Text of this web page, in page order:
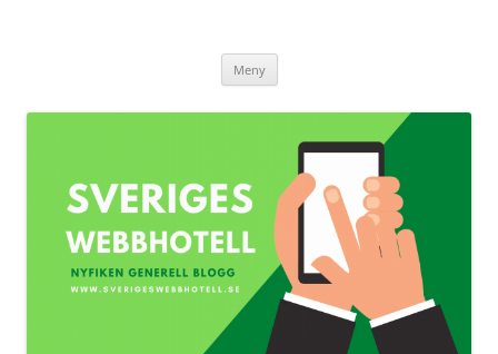
Meny Hoppa
innehåll